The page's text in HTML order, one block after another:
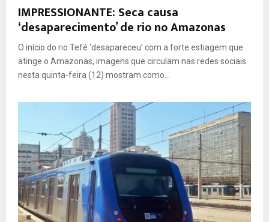
IMPRESSIONANTE: Seca causa
‘desaparecimento’ de rio no Amazonas
O início do rio Tefé ‘desapareceu’ com a forte estiagem que
atinge o Amazonas, imagens que circulam nas redes sociais
nesta quinta-feira (12) mostram como...